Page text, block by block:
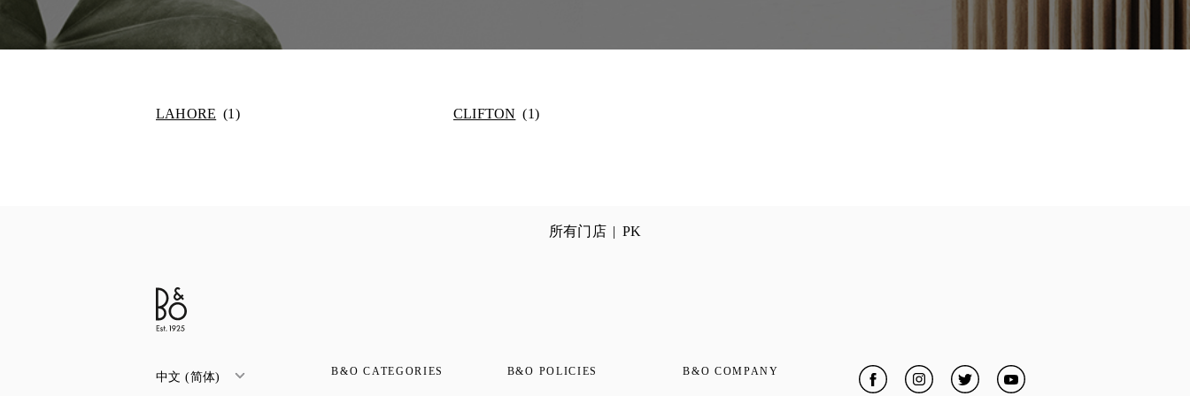
LAHORE CLIFTON
所有门店 PK
中文 (简体) B&O CATEGORIES B&O POLICIES B&O COMPANY FacebookLink Opens in New Tab
InstagramLink Opens in New Tab
TwitterLink Opens in New Tab
YouTubeLink Opens in New Tab